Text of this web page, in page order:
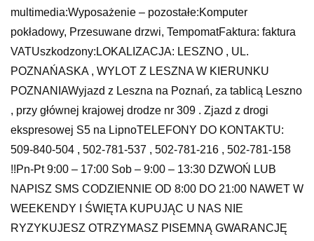
multimedia:Wyposażenie – pozostałe:Komputer
pokładowy, Przesuwane drzwi, TempomatFaktura: faktura
VATUszkodzony:LOKALIZACJA: LESZNO , UL.
POZNAŃASKA , WYLOT Z LESZNA W KIERUNKU
POZNANIAWyjazd z Leszna na Poznań, za tablicą Leszno
, przy głównej krajowej drodze nr 309 . Zjazd z drogi
ekspresowej S5 na LipnoTELEFONY DO KONTAKTU:
509-840-504 , 502-781-537 , 502-781-216 , 502-781-158
!!Pn-Pt 9:00 – 17:00 Sob – 9:00 – 13:30 DZWOŃ LUB
NAPISZ SMS CODZIENNIE OD 8:00 DO 21:00 NAWET W
WEEKENDY I ŚWIĘTA KUPUJĄC U NAS NIE
RYZYKUJESZ OTRZYMASZ PISEMNĄ GWARANCJĘ